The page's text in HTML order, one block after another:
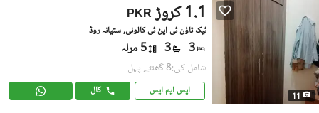
11
PKR 1.1 کروڑ
ٹیک ٹاؤن ٹی این ٹی کالونی, ستیانہ روڈ
3
3 5 مرلہ
شامل کی:8 گھنٹے پہل
ایس ایم ایس کال